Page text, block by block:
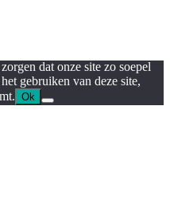
dat onze site zo soepel
gebruiken van deze site,
Ok